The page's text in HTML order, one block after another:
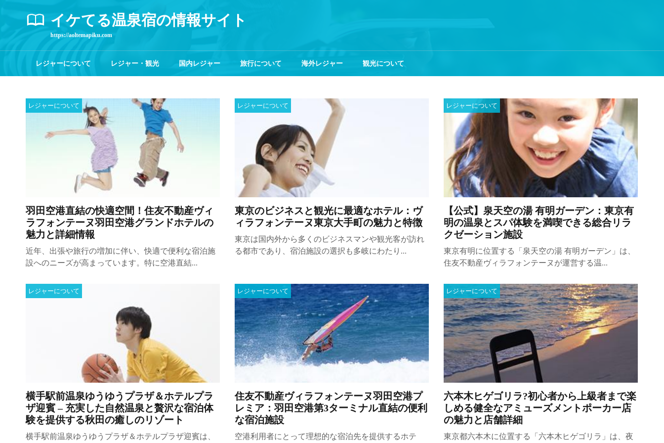
イケてる温泉宿の情報サイト
https://aoltemapiku.com
レジャーについて レジャー・観光 国内レジャー 旅行について 海外レジャー 観光について
羽田空港直結の快適空間！住友不動産ヴィ
ラフォンテーヌ羽田空港グランドホテルの
魅力と詳細情報
レジャーについて
近年、出張や旅行の増加に伴い、快適で便利な宿泊施
設へのニーズが高まっています。特に空港直結...
東京のビジネスと観光に最適なホテル：ヴ
ィラフォンテーヌ東京大手町の魅力と特徴
レジャーについて
東京は国内外から多くのビジネスマンや観光客が訪れ
る都市であり、宿泊施設の選択も多岐にわたり...
【公式】泉天空の湯 有明ガーデン：東京有
明の温泉とスパ体験を満喫できる総合リラ
クゼーション施設
レジャーについて
東京有明に位置する「泉天空の湯 有明ガーデン」は、
住友不動産ヴィラフォンテーヌが運営する温...
横手駅前温泉ゆうゆうプラザ＆ホテルプラ
ザ迎賓 – 充実した自然温泉と贅沢な宿泊体
験を提供する秋田の癒しのリゾート
レジャーについて
横手駅前温泉ゆうゆうプラザ＆ホテルプラザ迎賓は、
住友不動産ヴィラフォンテーヌ羽田空港プ
レミア：羽田空港第3ターミナル直結の便利
な宿泊施設
レジャーについて
空港利用者にとって理想的な宿泊先を提供するホテ
六本木ヒゲゴリラ?初心者から上級者まで楽
しめる健全なアミューズメントポーカー店
の魅力と店舗詳細
レジャーについて
東京都六本木に位置する「六本木ヒゲゴリラ」は、夜